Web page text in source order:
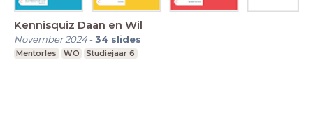
Kennisquiz Daan en Wil
November 2024-34 slides
Mentorles WO Studiejaar 6